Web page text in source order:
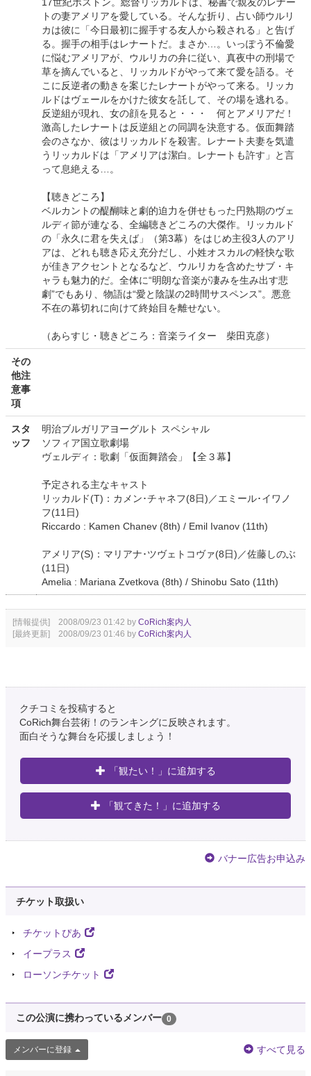
17世紀ボストン。総督リッカルドは、秘書で親友のレナー
トの妻アメリアを愛している。そんな折り、占い師ウルリ
カは彼に「今日最初に握手する友人から殺される」と告げ
る。握手の相手はレナートだ。まさか…。いっぽう不倫愛
に悩むアメリアが、ウルリカの弁に従い、真夜中の刑場で
草を摘んでいると、リッカルドがやって来て愛を語る。そ
こに反逆者の動きを案じたレナートがやって来る。リッカ
ルドはヴェールをかけた彼女を託して、その場を逃れる。
反逆組が現れ、女の顔を見ると・・・ 何とアメリアだ！
激高したレナートは反逆組との同調を決意する。仮面舞踏
会のさなか、彼はリッカルドを殺害。レナート夫妻を気遣
うリッカルドは「アメリアは潔白。レナートも許す」と言
って息絶える…。
【聴きどころ】
ベルカントの醍醐味と劇的迫力を併せもった円熟期のヴェ
ルディ節が連なる、全編聴きどころの大傑作。リッカルド
の「永久に君を失えば」（第3幕）をはじめ主役3人のアリ
アは、どれも聴き応え充分だし、小姓オスカルの軽快な歌
が佳きアクセントとなるなど、ウルリカを含めたサブ・キ
ャラも魅力的だ。全体に“明朗な音楽が凄みを生み出す悲
劇”でもあり、物語は“愛と陰謀の2時間サスペンス”。悪意
不在の幕切れに向けて終始目を離せない。
（あらすじ・聴きどころ：音楽ライター 柴田克彦）
その
他注
意事
項
スタ
ッフ
明治ブルガリアヨーグルト スペシャル
ソフィア国立歌劇場
ヴェルディ：歌劇「仮面舞踏会」【全３幕】
予定される主なキャスト
リッカルド(T)：カメン･チャネフ(8日)／エミール･イワノ
フ(11日)
Riccardo : Kamen Chanev (8th) / Emil Ivanov (11th)
アメリア(S)：マリアナ･ツヴェトコヴァ(8日)／佐藤しのぶ
(11日)
Amelia : Mariana Zvetkova (8th) / Shinobu Sato (11th)
[情報提供] 2008/09/23 01:42 by CoRich案内人
[最終更新] 2008/09/23 01:46 by CoRich案内人
クチコミを投稿すると
CoRich舞台芸術！のランキングに反映されます。
面白そうな舞台を応援しましょう！
「観たい！」に追加する
「観てきた！」に追加する
バナー広告お申込み
チケット取扱い
チケットぴあ
イープラス
ローソンチケット
この公演に携わっているメンバー 0
メンバーに登録 すべて見る